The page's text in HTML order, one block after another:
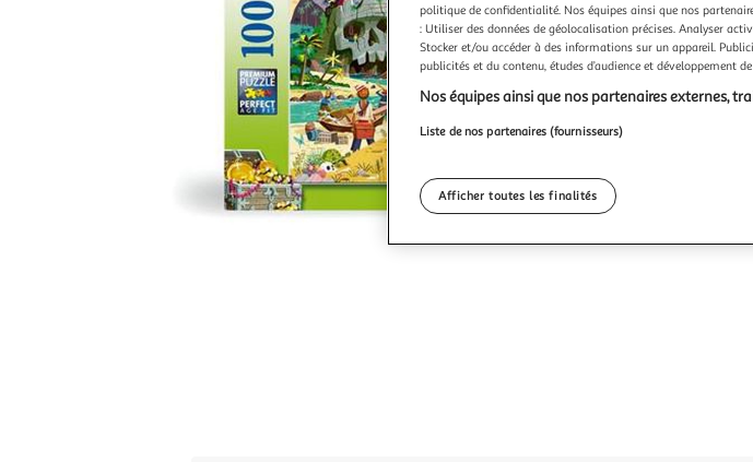
politique de confidentialité. Nos équipes ainsi que nos
: Utiliser des données de géolocalisation précises. Analyser
Stocker et/ou accéder à des informations sur un appareil.
publicités et du contenu, études d’audience et développement de
Nos équipes ainsi que nos partenaires externes,
Liste de nos partenaires (fournisseurs)
Afficher toutes les finalités